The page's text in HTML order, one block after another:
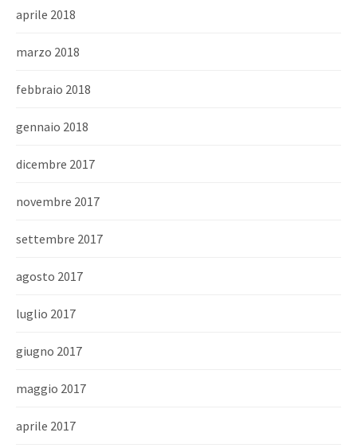
aprile 2018
marzo 2018
febbraio 2018
gennaio 2018
dicembre 2017
novembre 2017
settembre 2017
agosto 2017
luglio 2017
giugno 2017
maggio 2017
aprile 2017